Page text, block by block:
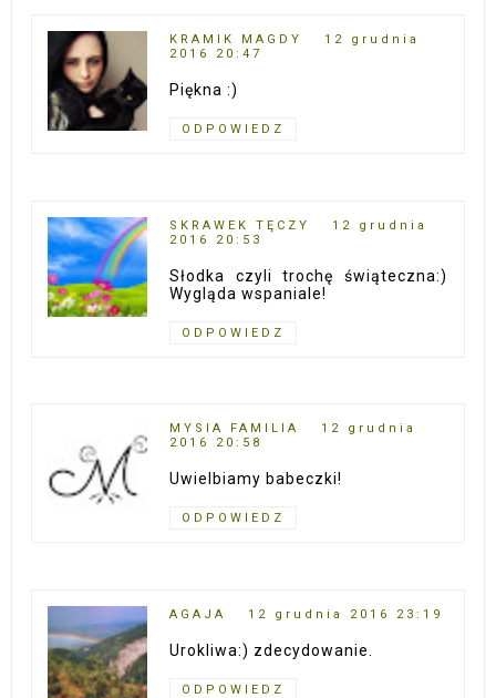
KRAMIK MAGDY
12 grudnia
2016 20:47
Piękna :)
ODPOWIEDZ
SKRAWEK TĘCZY
12 grudnia
2016 20:53
Słodka czyli trochę świąteczna:)
Wygląda wspaniale!
ODPOWIEDZ
MYSIA FAMILIA
12 grudnia
2016 20:58
Uwielbiamy babeczki!
ODPOWIEDZ
AGAJA 12 grudnia 2016 23:19
Urokliwa:) zdecydowanie.
ODPOWIEDZ